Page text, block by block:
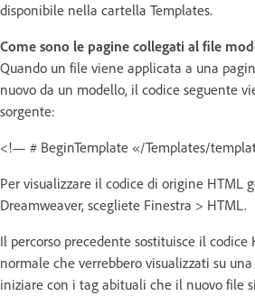
disponibile nella cartella Templates.
Come sono le pagine collegati al file
Quando un file viene applicata a una
nuovo da un modello, il codice seguente
sorgente:
<!— # BeginTemplate «/Templates/
Per visualizzare il codice di origine HTML
Dreamweaver, scegliete Finestra > HTML.
Il percorso precedente sostituisce il codice
normale che verrebbero visualizzati su
iniziare con i tag abituali che il nuovo file